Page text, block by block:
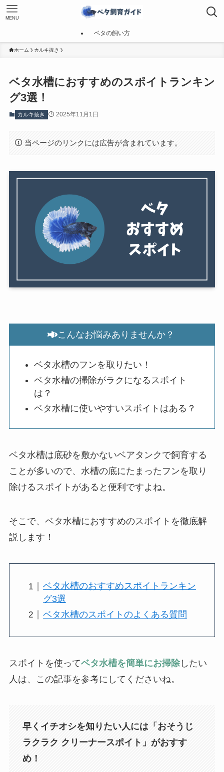
MENU
ベタの飼い方
ホーム カルキ抜き
ベタ水槽におすすめのスポイトランキン
グ3選！
カルキ抜き 2025年11月1日
当ページのリンクには広告が含まれています。
こんなお悩みありませんか？
ベタ水槽のフンを取りたい！
ベタ水槽の掃除がラクになるスポイト
は？
ベタ水槽に使いやすいスポイトはある？
ベタ水槽は底砂を敷かないベアタンクで飼育する
ことが多いので、水槽の底にたまったフンを取り
除けるスポイトがあると便利ですよね。
そこで、ベタ水槽におすすめのスポイトを徹底解
説します！
ベタ水槽のおすすめスポイトランキン
グ3選
ベタ水槽のスポイトのよくある質問
スポイトを使ってベタ水槽を簡単にお掃除したい
人は、この記事を参考にしてくださいね。
早くイチオシを知りたい人には「おそうじ
ラクラク クリーナースポイト」がおすす
め！